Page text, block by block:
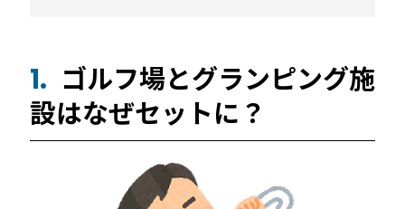
1. ゴルフ場とグランピング施
設はなぜセットに？
RemoteLOCKを導入するメリット
活用事例
お客さまの声
宿泊施設での運用におすすめの記事３選
無人・省人運営の宿泊施設におすすめのPMS 4選